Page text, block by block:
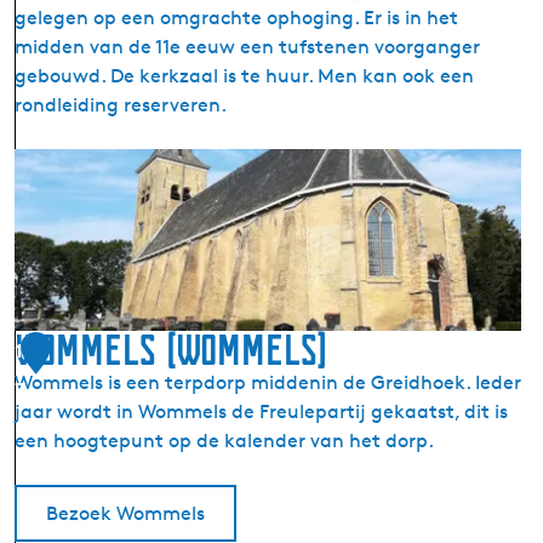
j
k
gelegen op een omgrachte ophoging. Er is in het
midden van de 11e eeuw een tufstenen voorganger
gebouwd. De kerkzaal is te huur. Men kan ook een
rondleiding reserveren.
D
e
M
a
r
t
i
n
i
k
e
r
1
7
Wommels (Wommels)
Wommels is een terpdorp middenin de Greidhoek. Ieder
jaar wordt in Wommels de Freulepartij gekaatst, dit is
een hoogtepunt op de kalender van het dorp.
Bezoek Wommels